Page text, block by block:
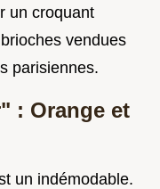
un croquant
vendues
parisiennes.
: Orange et
un indémodable.